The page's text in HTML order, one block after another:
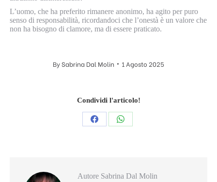
L’uomo, che ha preferito rimanere anonimo, ha agito per puro
senso di responsabilità, ricordandoci che l’onestà è un valore che
non ha bisogno di clamore, ma di essere praticato.
BySabrina Dal Molin 1 Agosto 2025
Condividi l'articolo!
CondividiCondividi
Autore Sabrina Dal Molin